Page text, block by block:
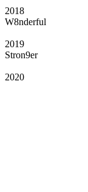
2018
W8nderful
2019
Stron9er
2020